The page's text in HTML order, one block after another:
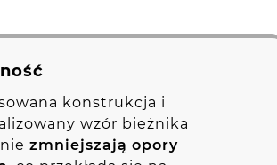
konstrukcja i
wzór bieżnika
zmniejszają opory